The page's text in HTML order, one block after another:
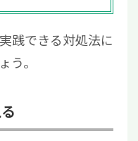
践できる対処法に
う。